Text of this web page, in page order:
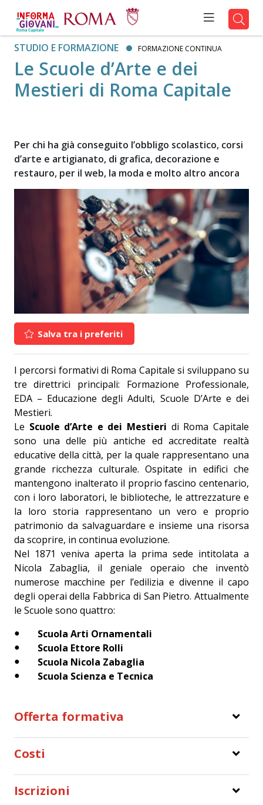
STUDIO E FORMAZIONE FORMAZIONE CONTINUA
Le Scuole d’Arte e dei
Mestieri di Roma Capitale
Per chi ha già conseguito l’obbligo scolastico, corsi
d’arte e artigianato, di grafica, decorazione e
restauro, per il web, la moda e molto altro ancora
Salva tra i preferiti
I percorsi formativi di Roma Capitale si sviluppano su
tre direttrici principali: Formazione Professionale,
EDA – Educazione degli Adulti, Scuole D’Arte e dei
Mestieri.
Le Scuole d’Arte e dei Mestieri di Roma Capitale
sono una delle più antiche ed accreditate realtà
educative della città, per la quale rappresentano una
grande ricchezza culturale. Ospitate in edifici che
mantengono inalterato il proprio fascino centenario,
con i loro laboratori, le biblioteche, le attrezzature e
la loro storia rappresentano un vero e proprio
patrimonio da salvaguardare e insieme una risorsa
da scoprire, in continua evoluzione.
Nel 1871 veniva aperta la prima sede intitolata a
Nicola Zabaglia, il geniale operaio che inventò
numerose macchine per l’edilizia e divenne il capo
degli operai della Fabbrica di San Pietro. Attualmente
le Scuole sono quattro:
Scuola Arti Ornamentali
Scuola Ettore Rolli
Scuola Nicola Zabaglia
Scuola Scienza e Tecnica
Offerta formativa
Costi
Iscrizioni